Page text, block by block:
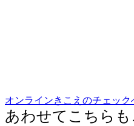
オンラインきこえのチェック
あわせてこちら